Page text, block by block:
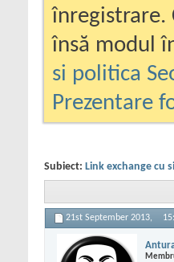
înregistrare.
însă modul
si politica
Prezentare
Subiect: Link exchange cu
21st September 2013,